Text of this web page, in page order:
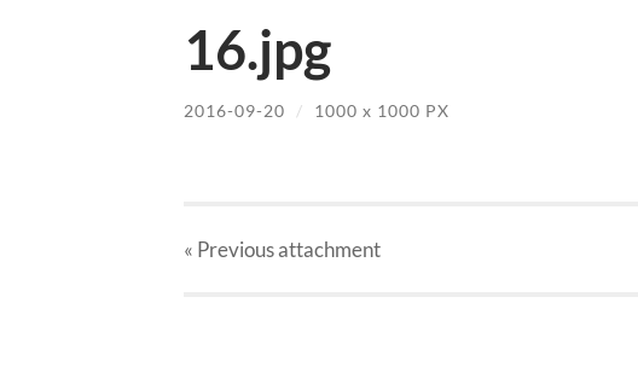
16.jpg
2016-09-20 / 1000 x 1000 PX
« Previousattachment